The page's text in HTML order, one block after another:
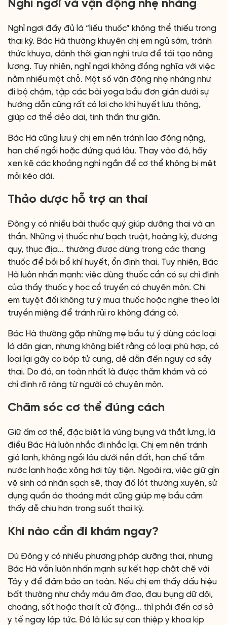
Nghỉ ngơi và vận động nhẹ nhàng
Nghỉ ngơi đầy đủ là “liều thuốc” không thể thiếu trong
thai kỳ. Bác Hà thường khuyên chị em ngủ sớm, tránh
thức khuya, dành thời gian nghỉ trưa để tái tạo năng
lượng. Tuy nhiên, nghỉ ngơi không đồng nghĩa với việc
nằm nhiều một chỗ. Một số vận động nhẹ nhàng như
đi bộ chậm, tập các bài yoga bầu đơn giản dưới sự
hướng dẫn cũng rất có lợi cho khí huyết lưu thông,
giúp cơ thể dẻo dai, tinh thần thư giãn.
Bác Hà cũng lưu ý chị em nên tránh lao động nặng,
hạn chế ngồi hoặc đứng quá lâu. Thay vào đó, hãy
xen kẽ các khoảng nghỉ ngắn để cơ thể không bị mệt
mỏi kéo dài.
Thảo dược hỗ trợ an thai
Đông y có nhiều bài thuốc quý giúp dưỡng thai và an
thần. Những vị thuốc như bạch truật, hoàng kỳ, đương
quy, thục địa… thường được dùng trong các thang
thuốc để bồi bổ khí huyết, ổn định thai. Tuy nhiên, Bác
Hà luôn nhấn mạnh: việc dùng thuốc cần có sự chỉ định
của thầy thuốc y học cổ truyền có chuyên môn. Chị
em tuyệt đối không tự ý mua thuốc hoặc nghe theo lời
truyền miệng để tránh rủi ro không đáng có.
Bác Hà thường gặp những mẹ bầu tự ý dùng các loại
lá dân gian, nhưng không biết rằng có loại phù hợp, có
loại lại gây co bóp tử cung, dễ dẫn đến nguy cơ sảy
thai. Do đó, an toàn nhất là được thăm khám và có
chỉ định rõ ràng từ người có chuyên môn.
Chăm sóc cơ thể đúng cách
Giữ ấm cơ thể, đặc biệt là vùng bụng và thắt lưng, là
điều Bác Hà luôn nhắc đi nhắc lại. Chị em nên tránh
gió lạnh, không ngồi lâu dưới nền đất, hạn chế tắm
nước lạnh hoặc xông hơi tùy tiện. Ngoài ra, việc giữ gìn
vệ sinh cá nhân sạch sẽ, thay đồ lót thường xuyên, sử
dụng quần áo thoáng mát cũng giúp mẹ bầu cảm
thấy dễ chịu hơn trong suốt thai kỳ.
Khi nào cần đi khám ngay?
Dù Đông y có nhiều phương pháp dưỡng thai, nhưng
Bác Hà vẫn luôn nhấn mạnh sự kết hợp chặt chẽ với
Tây y để đảm bảo an toàn. Nếu chị em thấy dấu hiệu
bất thường như chảy máu âm đạo, đau bụng dữ dội,
choáng, sốt hoặc thai ít cử động… thì phải đến cơ sở
y tế ngay lập tức. Đó là lúc sự can thiệp y khoa kịp